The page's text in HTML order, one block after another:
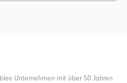
Unternehmen mit über 50 Jahren